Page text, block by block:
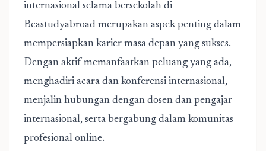
internasional selama bersekolah di
Bcastudyabroad merupakan aspek penting dalam
mempersiapkan karier masa depan yang sukses.
Dengan aktif memanfaatkan peluang yang ada,
menghadiri acara dan konferensi internasional,
menjalin hubungan dengan dosen dan pengajar
internasional, serta bergabung dalam komunitas
profesional online.